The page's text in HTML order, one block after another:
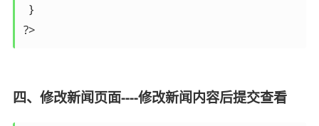
  }
四、修改新闻页面----修改新闻内容后提交查看